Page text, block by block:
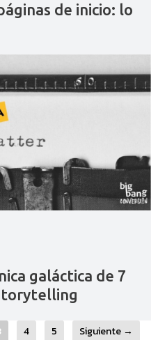
de inicio: lo
galáctica de 7
4 5 Siguiente →